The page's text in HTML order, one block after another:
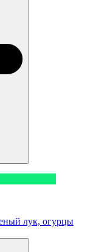
лук, огурцы